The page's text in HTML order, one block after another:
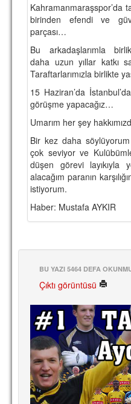
MİSYON
HAKKIMIZDA
İRTİBAT
SİTE
REKLAM YAYINI
Kahramanmaraşspor’da
birinden efendi ve
parçası…
Bu arkadaşlarımla
daha uzun yıllar katkı
Taraftarlarımızla birlikte
15 Haziran’da
görüşme yapacağız…
Umarım her şey
Bir kez daha
çok seviyor ve
düşen görevi layıkıyla
alacağım paranın
istiyorum.
Haber: Mustafa AYKIR
BU YAZI 5464 DEFA
Çıktı görüntüsü